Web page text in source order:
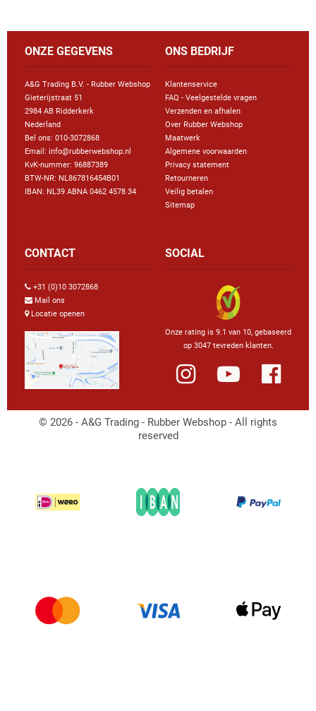
ONZE GEGEVENS
A&G Trading B.V. - Rubber Webshop
Gieterijstraat 51
2984 AB Ridderkerk
Nederland
Bel ons: 010-3072868
Email: info@rubberwebshop.nl
KvK-nummer: 96887389
BTW-NR: NL867816454B01
IBAN: NL39 ABNA 0462 4578 34
ONS BEDRIJF
Klantenservice
FAQ - Veelgestelde vragen
Verzenden en afhalen
Over Rubber Webshop
Maatwerk
Algemene voorwaarden
Privacy statement
Retourneren
Veilig betalen
Sitemap
CONTACT
+31 (0)10 3072868
Mail ons
Locatie openen
SOCIAL
Onze rating is 9.1 van 10, gebaseerd
op 3047 tevreden klanten.
© 2026 - A&G Trading - Rubber Webshop - All rights
reserved